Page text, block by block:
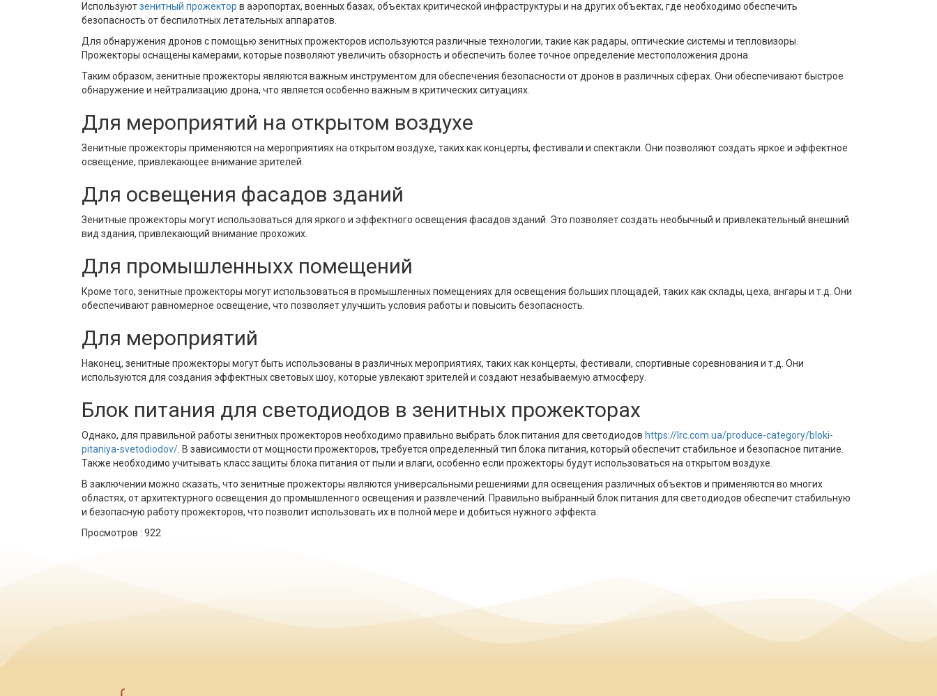
Используютзенитный прожектор в аэропортах, военных базах, объектах критической инфраструктуры и на других объектах, где необходимо обеспечить
безопасность от беспилотных летательных аппаратов.
Для обнаружения дронов с помощью зенитных прожекторов используются различные технологии, такие как радары, оптические системы и тепловизоры.
Прожекторы оснащены камерами, которые позволяют увеличить обзорность и обеспечить более точное определение местоположения дрона.
Таким образом, зенитные прожекторы являются важным инструментом для обеспечения безопасности от дронов в различных сферах. Они обеспечивают быстрое
обнаружение и нейтрализацию дрона, что является особенно важным в критических ситуациях.
Для мероприятий на открытом воздухе
Зенитные прожекторы применяются на мероприятиях на открытом воздухе, таких как концерты, фестивали и спектакли. Они позволяют создать яркое и эффектное
освещение, привлекающее внимание зрителей.
Для освещения фасадов зданий
Зенитные прожекторы могут использоваться для яркого и эффектного освещения фасадов зданий. Это позволяет создать необычный и привлекательный внешний
вид здания, привлекающий внимание прохожих.
Для промышленныхх помещений
Кроме того, зенитные прожекторы могут использоваться в промышленных помещениях для освещения больших площадей, таких как склады, цеха, ангары и т.д. Они
обеспечивают равномерное освещение, что позволяет улучшить условия работы и повысить безопасность.
Для мероприятий
Наконец, зенитные прожекторы могут быть использованы в различных мероприятиях, таких как концерты, фестивали, спортивные соревнования и т.д. Они
используются для создания эффектных световых шоу, которые увлекают зрителей и создают незабываемую атмосферу.
Блок питания для светодиодов в зенитных прожекторах
Однако, для правильной работы зенитных прожекторов необходимо правильно выбрать блок питания для светодиодов https://lrc.com.ua/produce-category/bloki-
pitaniya-svetodiodov/. В зависимости от мощности прожекторов, требуется определенный тип блока питания, который обеспечит стабильное и безопасное питание.
Также необходимо учитывать класс защиты блока питания от пыли и влаги, особенно если прожекторы будут использоваться на открытом воздухе.
В заключении можно сказать, что зенитные прожекторы являются универсальными решениями для освещения различных объектов и применяются во многих
областях, от архитектурного освещения до промышленного освещения и развлечений. Правильно выбранный блок питания для светодиодов обеспечит стабильную
и безопасную работу прожекторов, что позволит использовать их в полной мере и добиться нужного эффекта.
Просмотров : 922